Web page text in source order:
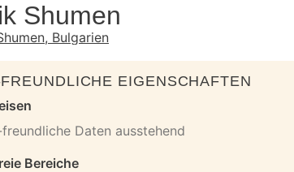
Shumen
3 Bulgarien
EIGENSCHAFTEN
Daten ausstehend
Bereiche